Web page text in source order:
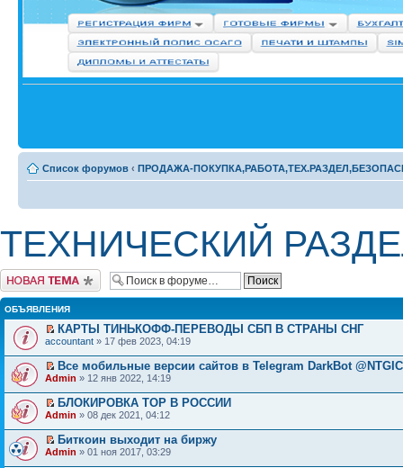
Список форумов ‹ ПРОДАЖА-
ТЕХНИЧЕСКИЙ
Начать новую тему
ОБЪЯВЛЕНИЯ
КАРТЫ ТИНЬКОФФ-ПЕРЕВОДЫ СБП В СТРАНЫ СНГ
accountant » 17 фев 2023, 04:19
Все мобильные версии сайтов в Telegram DarkBot
Admin » 12 янв 2022, 14:19
БЛОКИРОВКА ТОР В РОССИИ
Admin » 08 дек 2021, 04:12
Биткоин выходит на биржу
Admin » 01 ноя 2017, 03:29